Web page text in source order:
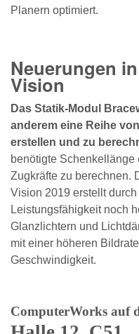
Planern optimiert.
Neuerungen
Vision
Das Statik-Modul
anderem eine Reihe
erstellen und zu
benötigte Schenkellänge
Zugkräfte zu berechnen.
Vision 2019 erstellt
Leistungsfähigkeit noch
Glanzlichtern und
mit einer höheren
Geschwindigkeit.
ComputerWorks auf